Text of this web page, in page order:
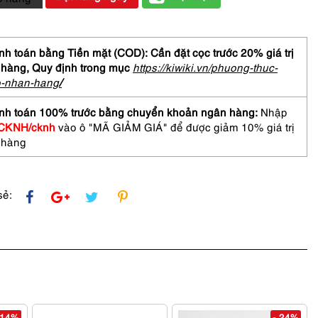
toán bằng Tiền mặt (COD): Cần đặt cọc trước 20% giá trị
Quy định trong mục https://kiwiki.vn/phuong-thuc-
nhan-hang/
toán 100% trước bằng chuyển khoản ngân hàng: Nhập
cknh vào ô "MÃ GIẢM GIÁ" để được giảm 10% giá trị